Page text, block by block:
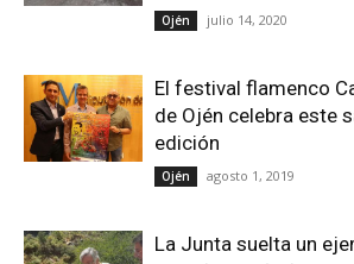
Ojén julio 14, 2020
El festival flamenco
de Ojén celebra este
edición
Ojén agosto 1, 2019
La Junta suelta un